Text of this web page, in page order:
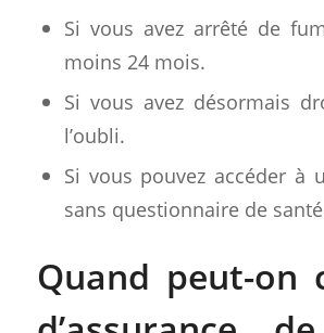
Si vous avez arrêté de
moins 24 mois.
Si vous avez désormais
l’oubli.
Si vous pouvez accéder à
sans questionnaire de
Quand peut-on